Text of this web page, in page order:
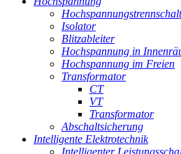
Isolator
Blitzableiter
Hochspannung in
Hochspannung im Freien
Transformator
CT
VT
Transformator
Abschaltsicherung
Intelligente Elektrotechnik